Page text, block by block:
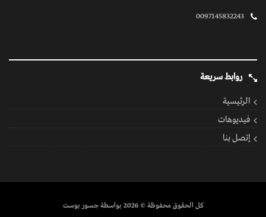
0097145832243
روابط سريعة
الرئيسية
فيديوهات
إتصل بنا
كل الحقوق محفوظة© 2026 بواسطة جسور بوست